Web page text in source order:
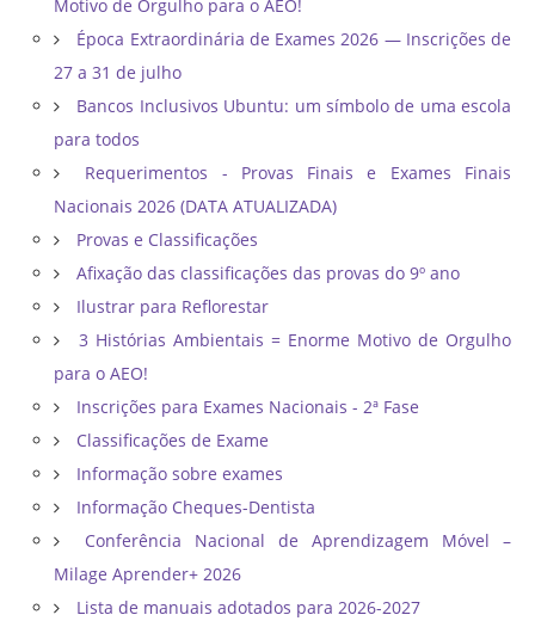
Motivo de Orgulho para o AEO!
Época Extraordinária de Exames 2026 — Inscrições de
27 a 31 de julho
Bancos Inclusivos Ubuntu: um símbolo de uma escola
para todos
Requerimentos - Provas Finais e Exames Finais
Nacionais 2026 (DATA ATUALIZADA)
Provas e Classificações
Afixação das classificações das provas do 9º ano
Ilustrar para Reflorestar
3 Histórias Ambientais = Enorme Motivo de Orgulho
para o AEO!
Inscrições para Exames Nacionais - 2ª Fase
Classificações de Exame
Informação sobre exames
Informação Cheques-Dentista
Conferência Nacional de Aprendizagem Móvel –
Milage Aprender+ 2026
Lista de manuais adotados para 2026-2027